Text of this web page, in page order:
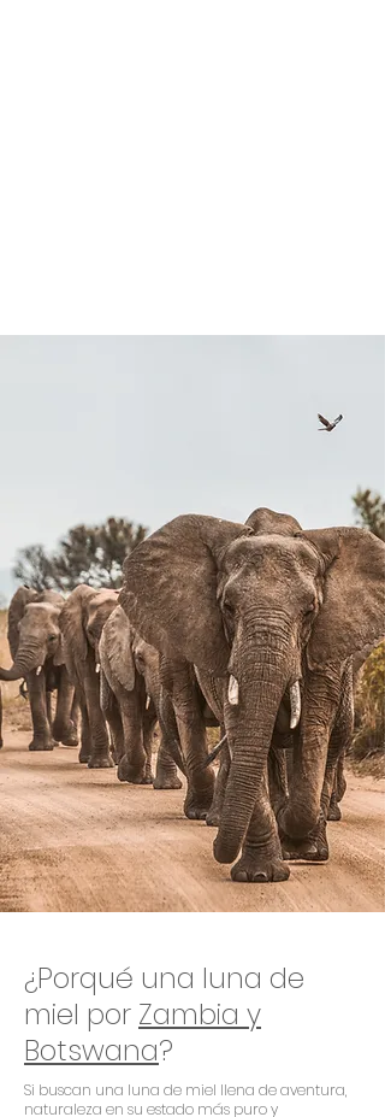
¿Porqué una luna de
miel por Zambia y
Botswana?
Si buscan una luna de miel llena de aventura,
naturaleza en su estado más puro y